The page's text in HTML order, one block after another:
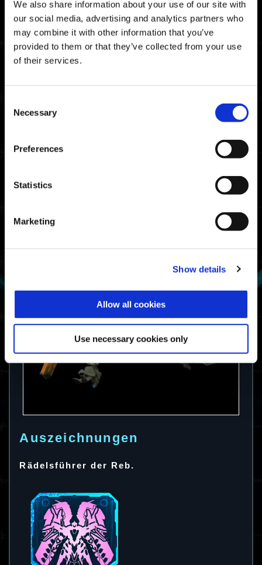
We also share information about your use of our site with
our social media, advertising and analytics partners who
may combine it with other information that you’ve
provided to them or that they’ve collected from your use
of their services.
Selection
Necessary
Preferences
Statistics
Marketing
Show details
Allow all cookies
Use necessary cookies only
WITCHDOCTOR β : Coahuilaceratops-
Auszeichnungen
Rädelsführer der Reb.